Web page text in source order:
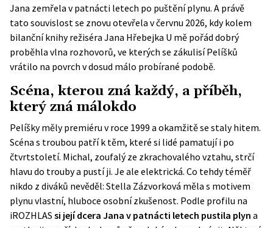
Jana zemřela v patnácti letech po puštění plynu. A právě
tato souvislost se znovu otevřela v červnu 2026, kdy kolem
bilanční knihy režiséra Jana Hřebejka U mě pořád dobrý
proběhla vlna rozhovorů, ve kterých se zákulisí Pelíšků
vrátilo na povrch v dosud málo probírané podobě.
Scéna, kterou zná každý, a příběh,
který zná málokdo
Pelíšky měly premiéru v roce 1999 a okamžitě se staly hitem.
Scéna s troubou patří k těm, které si lidé pamatují i po
čtvrtstoletí. Michal, zoufalý ze zkrachovalého vztahu, strčí
hlavu do trouby a pustí ji. Je ale elektrická. Co tehdy téměř
nikdo z diváků nevěděl: Stella Zázvorková měla s motivem
plynu vlastní, hluboce osobní zkušenost. Podle profilu na
iROZHLAS si její dcera Jana v patnácti letech pustila plyn a